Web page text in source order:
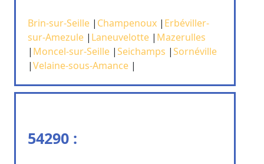
Brin-sur-Seille | Champenoux | Erbéviller-
sur-Amezule | Laneuvelotte | Mazerulles
| Moncel-sur-Seille |Seichamps |Sornéville
|Velaine-sous-Amance |
54290 :